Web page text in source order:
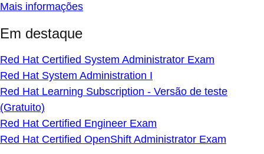
Mais informações
Em destaque
Red Hat Certified System Administrator Exam
Red Hat System Administration I
Red Hat Learning Subscription - Versão de teste
(Gratuito)
Red Hat Certified Engineer Exam
Red Hat Certified OpenShift Administrator Exam